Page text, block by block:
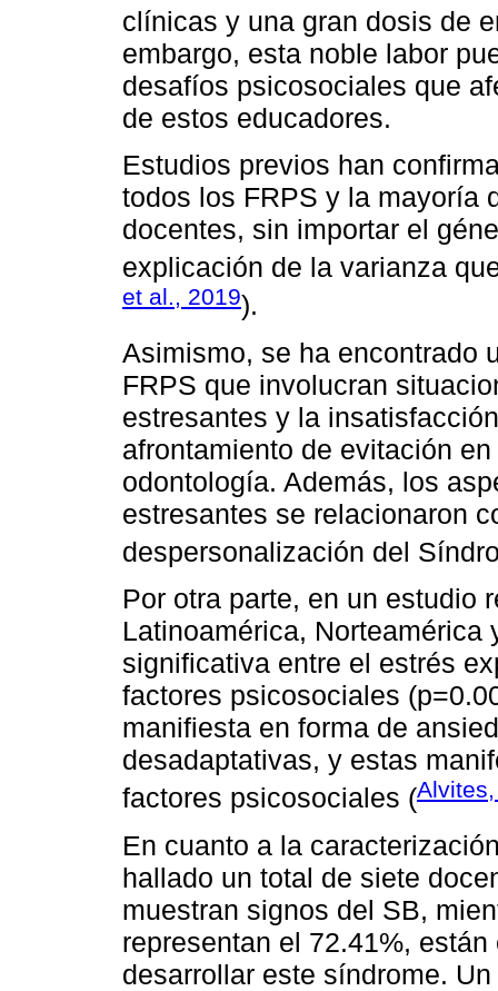
clínicas y una gran dosis de
embargo, esta noble labor
desafíos psicosociales que
de estos educadores.
Estudios previos han
todos los FRPS y la mayoría
docentes, sin importar el
explicación de la varianza
et al., 2019).
Asimismo, se ha encontrado
FRPS que involucran
estresantes y la
afrontamiento de evitación
odontología. Además, los
estresantes se relacionaron
despersonalización del
Por otra parte, en un estudio
Latinoamérica,
significativa entre el estrés
factores psicosociales
manifiesta en forma de
desadaptativas, y estas
factores psicosociales (
En cuanto a la
hallado un total de siete
muestran signos del SB,
representan el 72.41%,
desarrollar este síndrome.